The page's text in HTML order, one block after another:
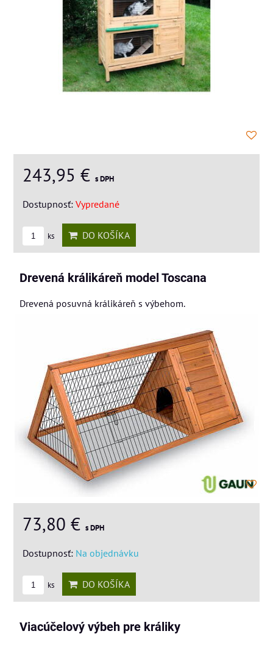
243,95 € s DPH
Dostupnosť: Vypredané
ks DO KOŠÍKA
Drevená králikáreň model Toscana
Drevená posuvná králikáreň s výbehom.
73,80 € s DPH
Dostupnosť: Na objednávku
ks DO KOŠÍKA
Viacúčelový výbeh pre králiky